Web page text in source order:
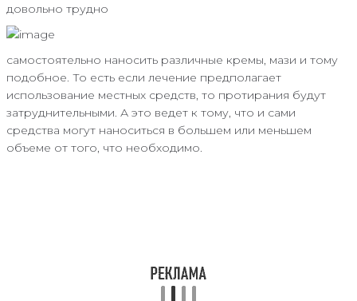
довольно трудно
самостоятельно наносить различные кремы, мази и тому
подобное. То есть если лечение предполагает
использование местных средств, то протирания будут
затруднительными. А это ведет к тому, что и сами
средства могут наноситься в большем или меньшем
объеме от того, что необходимо.